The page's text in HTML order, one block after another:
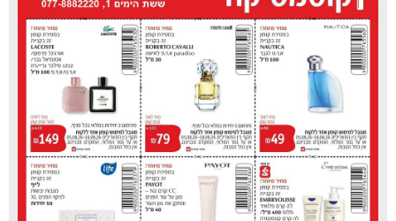
ויקטורי טירת כרמל
מנהלת אגף בכיר תכנון ופרויקטים ברמ"י, עינב
רינגלר: